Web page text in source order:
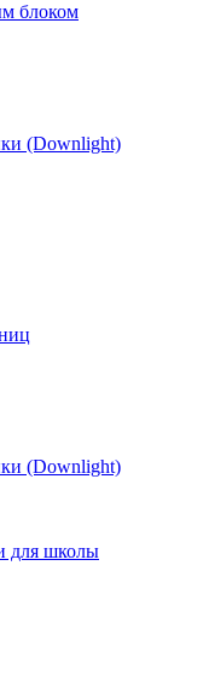
блоком
(Downlight)
(Downlight)
для школы